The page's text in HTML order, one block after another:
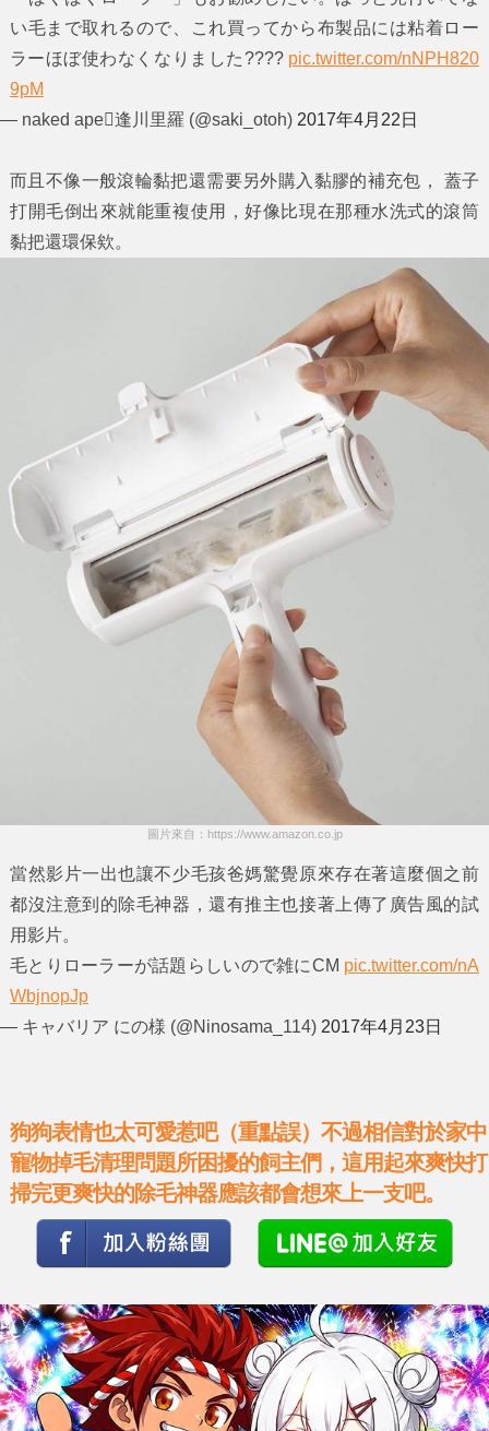
い毛まで取れるので、これ買ってから布製品には粘着ロー
ラーほぼ使わなくなりました???? pic.twitter.com/nNPH820
9pM
— naked ape逢川里羅 (@saki_otoh) 2017年4月22日
而且不像一般滾輪黏把還需要另外購入黏膠的補充包， 蓋子
打開毛倒出來就能重複使用，好像比現在那種水洗式的滾筒
黏把還環保欸。
圖片來自：https://www.amazon.co.jp
當然影片一出也讓不少毛孩爸媽驚覺原來存在著這麼個之前
都沒注意到的除毛神器，還有推主也接著上傳了廣告風的試
用影片。
毛とりローラーが話題らしいので雑にCM pic.twitter.com/nA
WbjnopJp
— キャバリア にの様 (@Ninosama_114) 2017年4月23日
狗狗表情也太可愛惹吧（重點誤）不過相信對於家中
寵物掉毛清理問題所困擾的飼主們，這用起來爽快打
掃完更爽快的除毛神器應該都會想來上一支吧。